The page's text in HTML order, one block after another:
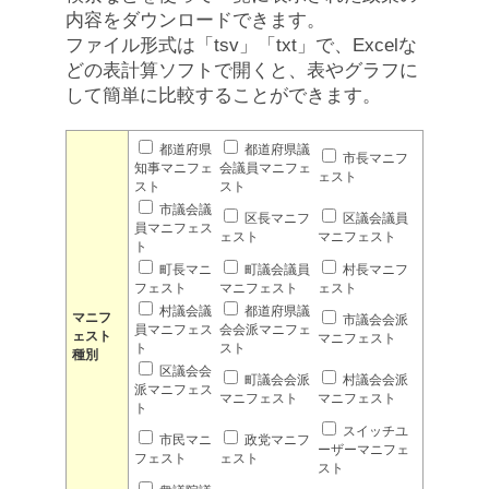
内容をダウンロードできます。
ファイル形式は「tsv」「txt」で、Excelな
どの表計算ソフトで開くと、表やグラフに
して簡単に比較することができます。
マニフ
ェスト
種別
都道府県
知事マニフェ
スト
都道府県議
会議員マニフェ
スト
市長マニフ
ェスト
市議会議
員マニフェス
ト
区長マニフ
ェスト
区議会議員
マニフェスト
町長マニ
フェスト
町議会議員
マニフェスト
村長マニフ
ェスト
村議会議
員マニフェス
ト
都道府県議
会会派マニフェ
スト
市議会会派
マニフェスト
区議会会
派マニフェス
ト
町議会会派
マニフェスト
村議会会派
マニフェスト
市民マニ
フェスト
政党マニフ
ェスト
スイッチユ
ーザーマニフェ
スト